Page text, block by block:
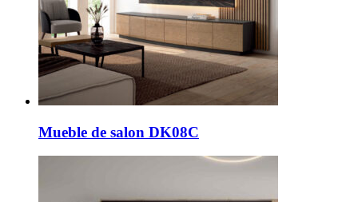
Mueble de salon DK08C